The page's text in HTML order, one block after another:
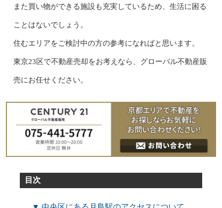
また買い物ができる施設も充実しているため、生活に困る
ことはないでしょう。
住むエリアをご検討中の方の参考になればと思います。
東京23区で不動産売却をお考えなら、グローバル不動産販
売にお任せください。
目次